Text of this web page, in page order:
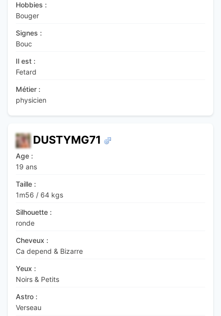
Hobbies :
Bouger
Signes :
Bouc
Il est :
Fetard
Métier :
physicien
DUSTYMG71
Age :
19 ans
Taille :
1m56 / 64 kgs
Silhouette :
ronde
Cheveux :
Ca depend & Bizarre
Yeux :
Noirs & Petits
Astro :
Verseau